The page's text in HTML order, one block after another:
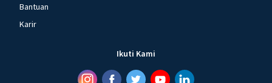
Bantuan
Karir
Ikuti Kami